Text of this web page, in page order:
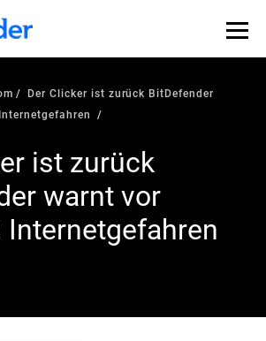
Der Clicker ist zurück BitDefender
ist zurück
warnt vor